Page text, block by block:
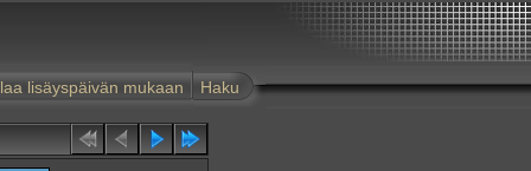
lisäyspäivän mukaan Haku